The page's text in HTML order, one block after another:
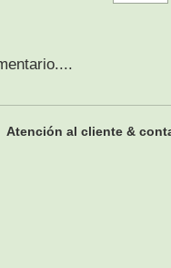
Atención al cliente &